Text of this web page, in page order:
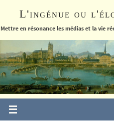
le
L'ingénue ou
Mettre en résonance les médias et la vie